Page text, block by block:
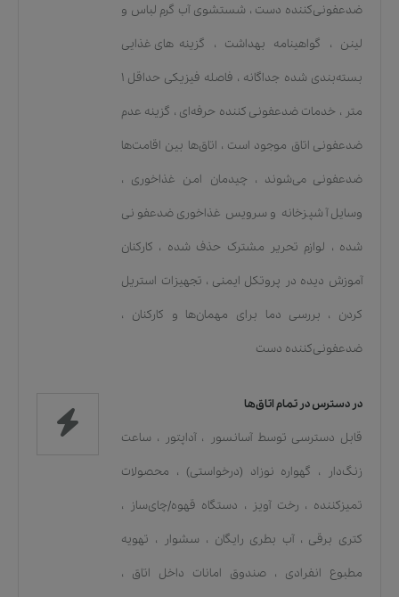
ضدعفونی‌کننده دست ، شستشوی آب گرم لباس و
لینن ، گواهینامه بهداشت ،
گزینه‌های غذایی
بسته‌بندی شده جداگانه ،
فاصله فیزیکی حداقل ۱
متر ، خدمات ضدعفونی کننده حرفه‌ای ، گزینه عدم
ضدعفونی اتاق موجود است ، اتاق‌ها بین اقامت‌ها
ضدعفونی می‌شوند ، چیدمان امن غذاخوری ،
وسایل آشپزخانه و سرویس غذاخوری ضدعفونی
شده ، لوازم تحریر مشترک حذف شده ، کارکنان
آموزش دیده در پروتکل ایمنی ، تجهیزات استریل
کردن ، بررسی دما برای مهمان‌ها و کارکنان ،
ضدعفونی‌کننده دست
در دسترس در تمام اتاق‌ها
قابل دسترسی توسط آسانسور ، آداپتور ، ساعت
زنگ‌دار ، گهواره نوزاد (درخواستی) ، محصولات
تمیزکننده ، رخت آویز ، دستگاه قهوه/چای‌ساز ،
کتری برقی ، آب بطری رایگان ، سشوار ، تهویه
مطبوع انفرادی ، صندوق امانات داخل اتاق ،